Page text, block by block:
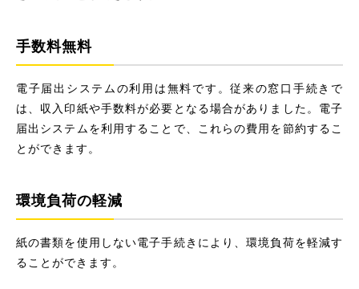
手数料無料
電子届出システムの利用は無料です。従来の窓口手続きで
は、収入印紙や手数料が必要となる場合がありました。電子
届出システムを利用することで、これらの費用を節約するこ
とができます。
環境負荷の軽減
紙の書類を使用しない電子手続きにより、環境負荷を軽減す
ることができます。